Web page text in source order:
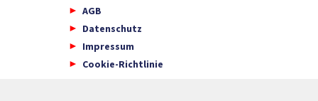
AGB
Datenschutz
Impressum
Cookie-Richtlinie